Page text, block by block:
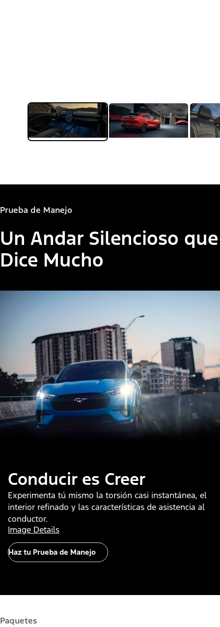
Prueba de Manejo
Un Andar Silencioso que
Dice Mucho
Conducir es Creer
Experimenta tú mismo la torsión casi instantánea, el
interior refinado y las características de asistencia al
conductor.
Image Details
Haz tu Prueba de Manejo
Paquetes